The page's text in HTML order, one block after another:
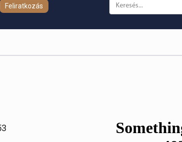
Feliratkozás